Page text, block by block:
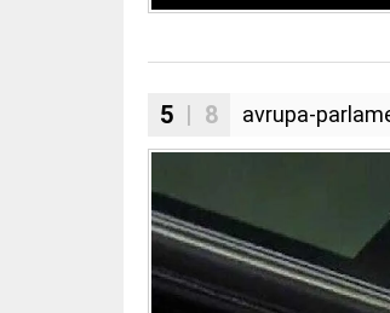
5 | 8 avrupa-